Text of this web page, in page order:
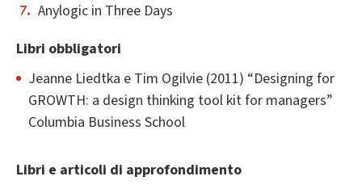
Anylogic in Three Days
Libri obbligatori
Jeanne Liedtka e Tim Ogilvie (2011) “Designing for
GROWTH: a design thinking tool kit for managers”
Columbia Business School
Libri e articoli di approfondimento